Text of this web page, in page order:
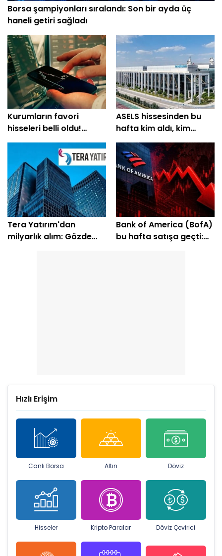
Borsa şampiyonları sıralandı: Son bir ayda üç
haneli getiri sağladı
Kurumların favori
hisseleri belli oldu!
Yüzde 200'e yakın getiri
ASELS hissesinden bu
hafta kim aldı, kim
sattı?
Tera Yatırım'dan
milyarlık alım: Gözde
Bank of America (BofA)
bu hafta satışa geçti:
Hızlı Erişim
Canlı Borsa Altın Döviz
Hisseler Kripto Paralar Döviz Çevirici